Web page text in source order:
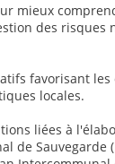
mieux
des risques
favorisant les
locales.
liées à
de Sauvegarde